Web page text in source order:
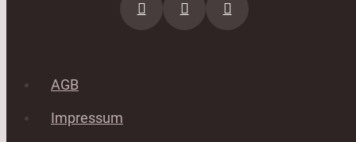
AGB
Impressum